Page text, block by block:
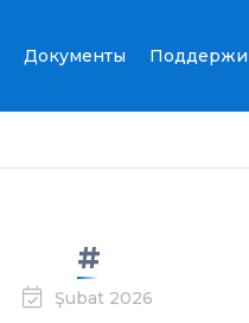
Документы
#
Şubat 2026